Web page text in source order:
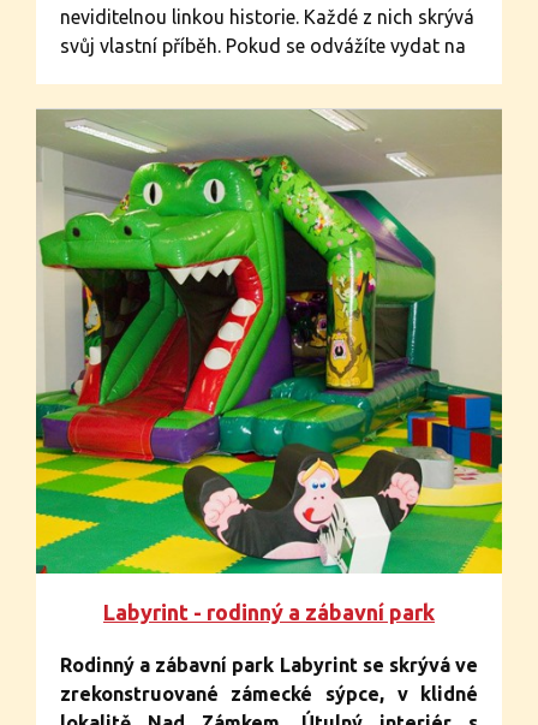
neviditelnou linkou historie. Každé z nich skrývá
svůj vlastní příběh. Pokud se odvážíte vydat na
paměti navždy. Stačí se vydat po stopách
městské věže, vodojemu Kostelíček a větrného
mlýna na Kanciborku…
Labyrint - rodinný a zábavní park
Rodinný a zábavní park Labyrint se skrývá ve
zrekonstruované zámecké sýpce, v klidné